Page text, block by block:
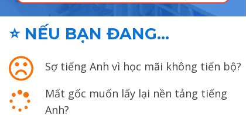
⭐ NẾU BẠN ĐANG…
Sợ tiếng Anh vì học mãi không tiến bộ?
Mất gốc muốn lấy lại nền tảng tiếng
Anh?